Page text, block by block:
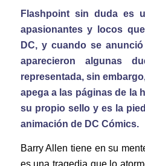
Flashpoint sin duda es
apasionantes y locos
DC, y cuando se
aparecieron algunas
representada, sin
apega a las páginas de la
su propio sello y es la
animación de DC Cómics.
Barry Allen tiene en su
es una tragedia que lo